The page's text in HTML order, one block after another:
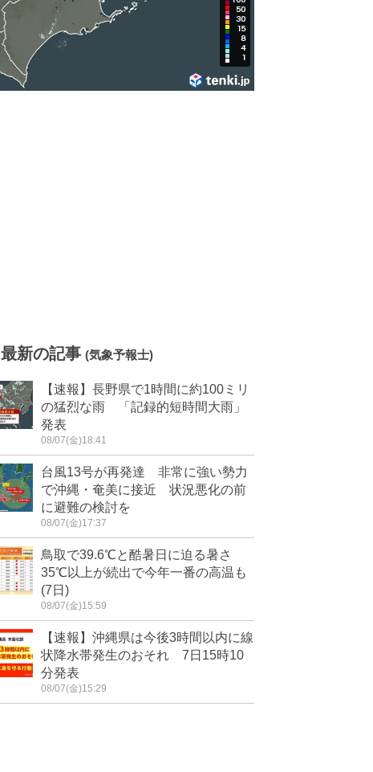
最新の記事 (気象予報士)
【速報】長野県で1時間に約100ミリ
の猛烈な雨 「記録的短時間大雨」
発表
08/07(金)18:41
台風13号が再発達 非常に強い勢力
で沖縄・奄美に接近 状況悪化の前
に避難の検討を
08/07(金)17:37
鳥取で39.6℃と酷暑日に迫る暑さ
35℃以上が続出で今年一番の高温も
(7日)
08/07(金)15:59
【速報】沖縄県は今後3時間以内に線
状降水帯発生のおそれ 7日15時10
分発表
08/07(金)15:29